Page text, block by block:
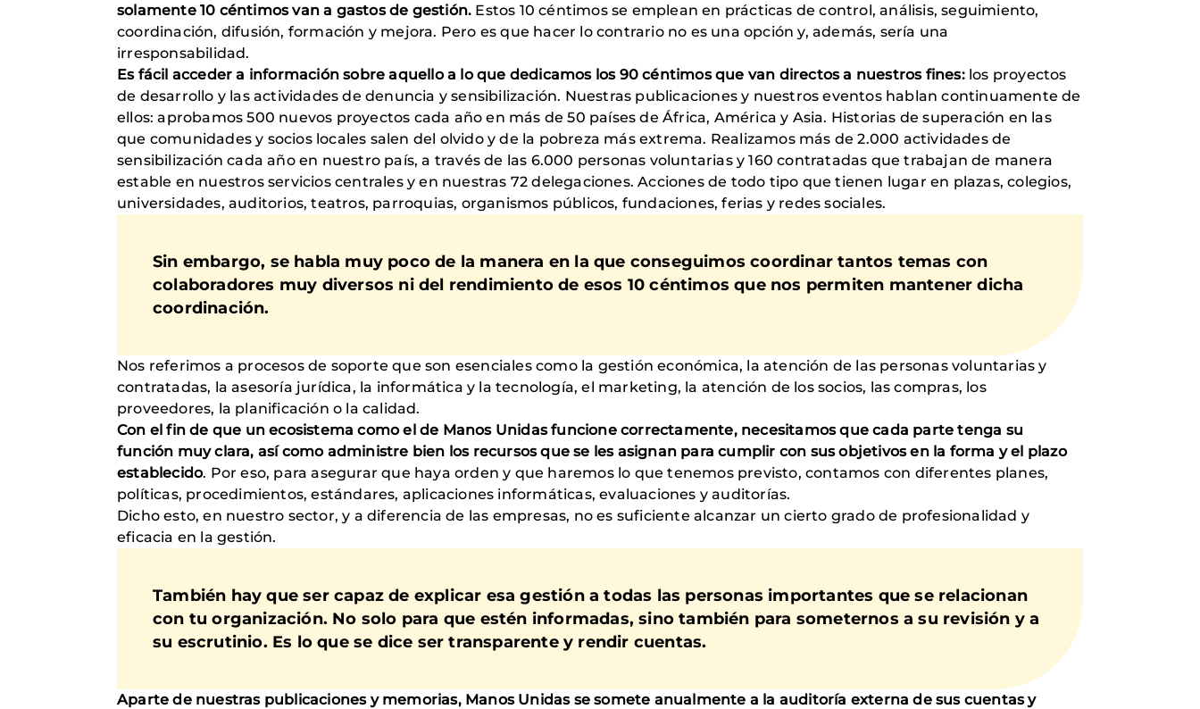
solamente 10 céntimos van a gastos de gestión. Estos 10 céntimos se emplean en prácticas de control, análisis, seguimiento,
coordinación, difusión, formación y mejora. Pero es que hacer lo contrario no es una opción y, además, sería una
irresponsabilidad.
Es fácil acceder a información sobre aquello a lo que dedicamos los 90 céntimos que van directos a nuestros fines:los proyectos
de desarrollo y las actividades de denuncia y sensibilización. Nuestras publicaciones y nuestros eventos hablan continuamente de
ellos: aprobamos 500 nuevos proyectos cada año en más de 50 países de África, América y Asia. Historias de superación en las
que comunidades y socios locales salen del olvido y de la pobreza más extrema. Realizamos más de 2.000 actividades de
sensibilización cada año en nuestro país, a través de las 6.000 personas voluntarias y 160 contratadas que trabajan de manera
estable en nuestros servicios centrales y en nuestras 72 delegaciones. Acciones de todo tipo que tienen lugar en plazas, colegios,
universidades, auditorios, teatros, parroquias, organismos públicos, fundaciones, ferias y redes sociales.
Sin embargo, se habla muy poco de la manera en la que conseguimos coordinar tantos temas con
colaboradores muy diversos ni del rendimiento de esos 10 céntimos que nos permiten mantener dicha
coordinación.
Nos referimos a procesos de soporte que son esenciales como la gestión económica, la atención de las personas voluntarias y
contratadas, la asesoría jurídica, la informática y la tecnología, el marketing, la atención de los socios, las compras, los
proveedores, la planificación o la calidad.
Con el fin de que un ecosistema como el de Manos Unidas funcione correctamente, necesitamos que cada parte tenga su
función muy clara, así como administre bien los recursos que se les asignan para cumplir con sus objetivos en la forma y el plazo
establecido. Por eso, para asegurar que haya orden y que haremos lo que tenemos previsto, contamos con diferentes planes,
políticas, procedimientos, estándares, aplicaciones informáticas, evaluaciones y auditorías.
Dicho esto, en nuestro sector, y a diferencia de las empresas, no es suficiente alcanzar un cierto grado de profesionalidad y
eficacia en la gestión.
También hay que ser capaz de explicar esa gestión a todas las personas importantes que se relacionan
con tu organización. No solo para que estén informadas, sino también para someternos a su revisión y a
su escrutinio. Es lo que se dice ser transparente y rendir cuentas.
Aparte de nuestras publicaciones y memorias, Manos Unidas se somete anualmente a la auditoría externa de sus cuentas y